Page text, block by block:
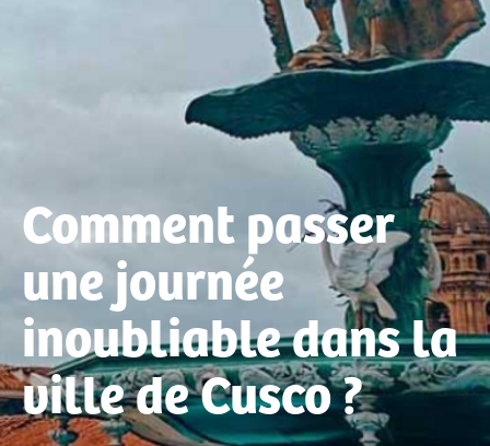
Comment passer
une journée
inoubliable dans la
ville de Cusco ?